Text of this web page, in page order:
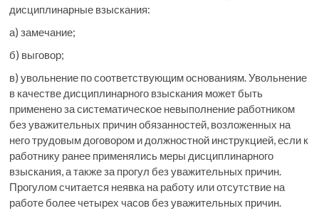
дисциплинарные взыскания:
а) замечание;
б) выговор;
в) увольнение по соответствующим основаниям. Увольнение
в качестве дисциплинарного взыскания может быть
применено за систематическое невыполнение работником
без уважительных причин обязанностей, возложенных на
него трудовым договором и должностной инструкцией, если к
работнику ранее применялись меры дисциплинарного
взыскания, а также за прогул без уважительных причин.
Прогулом считается неявка на работу или отсутствие на
работе более четырех часов без уважительных причин.